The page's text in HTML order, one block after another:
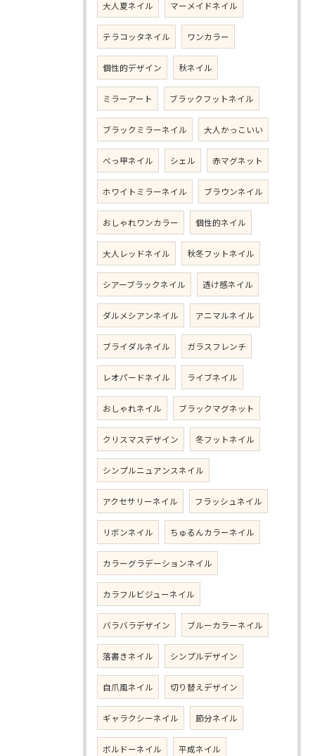
大人夏ネイル マーメイドネイル
テラコッタネイル ワンカラー
個性的デザイン 秋ネイル
ミラーアート ブラックフットネイル
ブラックミラーネイル 大人かっこいい
べっ甲ネイル シェル 赤マグネット
ホワイトミラーネイル ブラウンネイル
おしゃれワンカラー 個性的ネイル
大人レッドネイル 秋冬フットネイル
シアーブラックネイル 透け感ネイル
ダルメシアンネイル アニマルネイル
ブライダルネイル ガラスフレンチ
レオパードネイル ライブネイル
おしゃれネイル ブラックマグネット
クリスマスデザイン 冬フットネイル
シンプルニュアンスネイル
アクセサリーネイル フラッシュネイル
リボンネイル ちゅるんカラーネイル
カラーグラデーションネイル
カラフルビジューネイル
バラバラデザイン ブルーカラーネイル
落書きネイル シンプルデザイン
自爪風ネイル 切り替えデザイン
ギャラクシーネイル 節分ネイル
ボルドーネイル 平成ネイル